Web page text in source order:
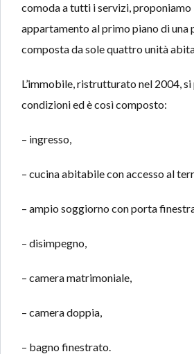
comoda a tutti i servizi, proponiamo
appartamento al primo piano di una
composta da sole quattro unità
L’immobile, ristrutturato nel 2004,
condizioni ed è così composto:
– ingresso,
– cucina abitabile con accesso al
– ampio soggiorno con porta
– disimpegno,
– camera matrimoniale,
– camera doppia,
– bagno finestrato.